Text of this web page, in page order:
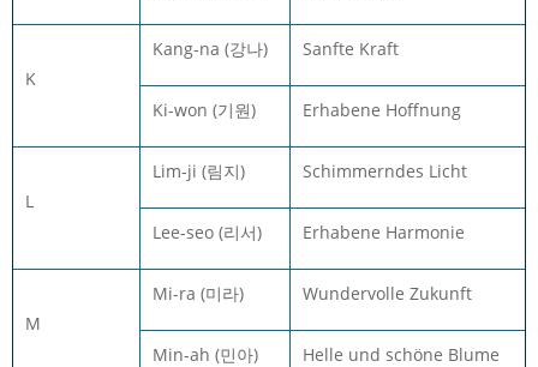
K
Kang-na (강나) Sanfte Kraft
Ki-won (기원) Erhabene Hoffnung
L
Lim-ji (림지) Schimmerndes Licht
Lee-seo (리서) Erhabene Harmonie
M
Mi-ra (미라) Wundervolle Zukunft
Min-ah (민아) Helle und schöne Blume